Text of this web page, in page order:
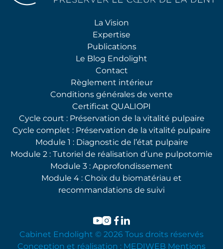
La Vision
Expertise
Publications
Le Blog Endolight
Contact
Règlement intérieur
Conditions générales de vente
Certificat QUALIOPI
Cycle court : Préservation de la vitalité pulpaire
Cycle complet : Préservation de la vitalité pulpaire
Module 1 : Diagnostic de l’état pulpaire
Module 2 : Tutoriel de réalisation d’une pulpotomie
Module 3 : Approfondissement
Module 4 : Choix du biomatériau et
recommandations de suivi
Cabinet Endolight © 2026 Tous droits réservés
Conception et réalisation : MEDIWEB Mentions